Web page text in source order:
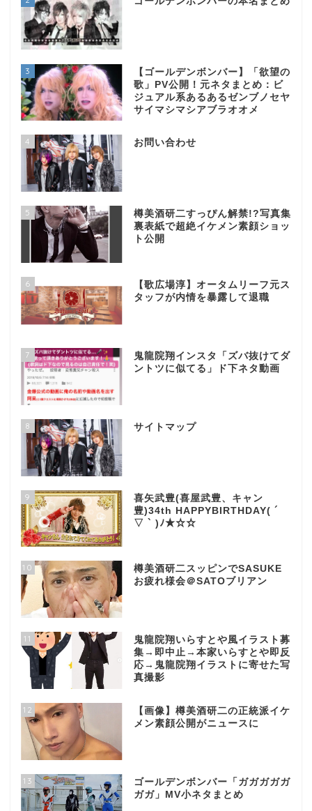
3
【ゴールデンボンバー】「欲望の
歌」PV公開！元ネタまとめ：ビ
ジュアル系あるあるゼンブノセヤ
サイマシマシアブラオオメ
4 お問い合わせ
5
樽美酒研二すっぴん解禁!?写真集
裏表紙で超絶イケメン素顔ショッ
ト公開
6
【歌広場淳】オータムリーフ元ス
タッフが内情を暴露して退職
7
鬼龍院翔インスタ「ズバ抜けてダ
ントツに似てる」ド下ネタ動画
8 サイトマップ
9
喜矢武豊(喜屋武豊、キャン
豊)34th HAPPYBIRTHDAY( ´
▽ ` )ﾉ★☆☆
10
樽美酒研二スッピンでSASUKE
お疲れ様会＠SATOブリアン
11
鬼龍院翔いらすとや風イラスト募
集→即中止→本家いらすとや即反
応→鬼龍院翔イラストに寄せた写
真撮影
12
【画像】樽美酒研二の正統派イケ
メン素顔公開がニュースに
13
ゴールデンボンバー「ガガガガガ
ガガ」MV小ネタまとめ